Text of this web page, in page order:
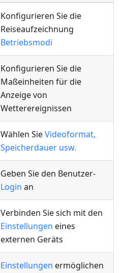
Konfigurieren Sie die
Reiseaufzeichnung
Betriebsmodi
Konfigurieren Sie die
Maßeinheiten für die
Anzeige von
Wetterereignissen
Wählen SieVideoformat,
Speicherdauer usw.
Geben Sie den Benutzer-
Login an
Verbinden Sie sich mit den
Einstellungen eines
externen Geräts
Einstellungen ermöglichen